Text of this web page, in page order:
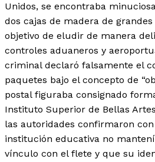
Unidos, se encontraba
dos cajas de madera de
objetivo de eludir de manera
controles aduaneros y
criminal declaró falsamente el
paquetes bajo el concepto de
postal figuraba consignado
Instituto Superior de Bellas
las autoridades confirmaron
institución educativa no
vínculo con el flete y que su